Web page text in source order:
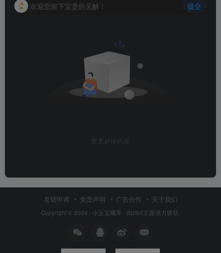
欢迎您留下宝贵的见解！ 提交
暂无评论内容
友链申请 免责声明 广告合作 关于我们
Copyright © 2024 · 小玉宝藏库 · 由zibll主题强力驱动.